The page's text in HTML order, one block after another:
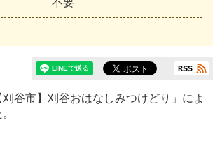
不要
刈谷市】刈谷おはなしみつけどり 」によ